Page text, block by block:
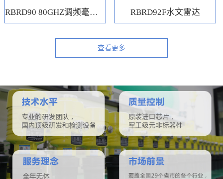
RBRD90 80GHZ调频毫米波水位计 RBRD92F水文雷达
查看更多